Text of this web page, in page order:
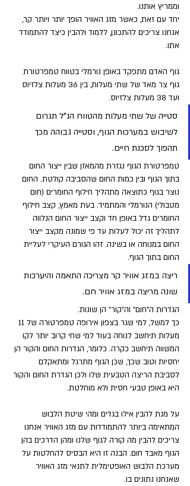
וממריץ אותנו.
יחד עם זאת, כאשר מזג האוויר הופך יותר ויותר קר,
אנחנו צריכים להתכונן, ללמוד ולהבין כיצד להתמודד
אתו.
גוף האדם מתפקד באופן נורמלי בטווח טמפרטורת
גוף צר מאד של שתי מעלות, בין 36 מעלות צלזיוס
ועד 38 מעלות צלזיוס.
סטייה של שתי מעלות מהטווח הנ"ל תגרום
לשיבוש במערכות הגוף, וסטייה גבוהה מכך
תהפוך לסכנת חיים.
טמפרטורת הגוף נגזרת מהמאזן שבין ייצור החום
בתוך הגוף ובין כמות החום שהסביבה קולטת. החום
נוצר בגוף כתוצאה מתהליך חילוף החומרים (חום
מטבולי) הנורמלי והמתמיד. בעת מאמץ, קצב חילוף
החומרים גדל באופן חד וקצב ייצור החום הנלווה
לתהליך זה יכול לעלות עד פי שמונה מקצב ייצור
החום במנוחה או בשינה. זהו הגורם העיקרי לעליית
החום בתוך הגוף.
ריצה במזג אוויר קר מצריכה התאמה והיערכות
שונה מריצה במזג אוויר חם.
הגדרות ה"חום" וה"קור" הן שונות.
מעלות תיחשב לנוחה בעוד למי שחי קרוב יותר לקו
המשווה תיחשב כקרה. כלומר, הגדרות החום והקור הן
יחסיות וטוב שכך, שכן הגוף מתרגל ומתאקלם
לסביבת הריצה הטבעית שלו ולכן הגדרת החום והקור
היא באופן טבעי חסית ולא מוחלטת.
על מנת להבין אילו בגדים ומהי שיטת הלבוש
המתאימה ביותר להתמודדות עם מזג האוויר אנחנו
צריכים להבין מה קורה לגוף שלנו ומהן הדרכים בהן
הגוף מאבד חום. הבנה זו היא הבסיס להחלטות על
מערכת הלבוש האופטימלית לתנאי מזג האוויר
שאנחנו נתונים בו.